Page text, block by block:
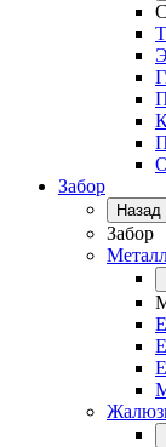
Забор
Назад
Забор